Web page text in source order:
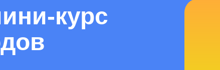
5
курс